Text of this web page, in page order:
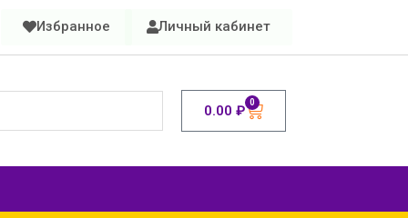
Избранное Личный кабинет
0.00 ₽ 0